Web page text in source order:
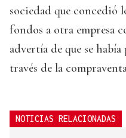
sociedad que concedió
fondos a otra empresa
advertía de que se
través de la
NOTICIAS RELACIONADAS